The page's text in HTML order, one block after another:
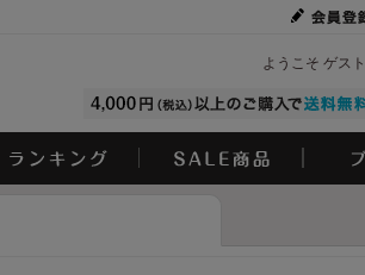
ようこそ ゲス